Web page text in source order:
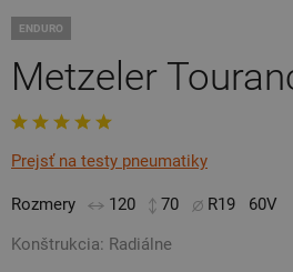
ENDURO
Metzeler
Prejsť na testy pneumatiky
Rozmery 120 70 R19 60V
Konštrukcia: Radiálne